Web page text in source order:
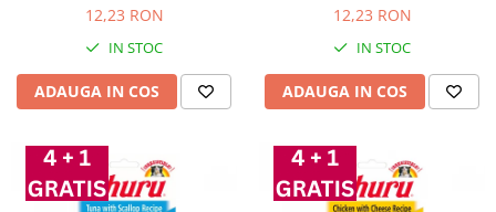
12,23 RON
IN STOC
ADAUGA IN COS
12,23 RON
IN STOC
ADAUGA IN COS